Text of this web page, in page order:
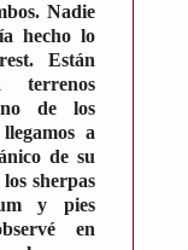
Nadie
hecho lo
Están
terrenos
de los
a
de su
sherpas
y pies
en